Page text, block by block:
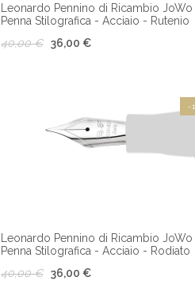
Leonardo Pennino di Ricambio
Penna Stilografica - Acciaio - Rutenio
40,00 €
36,00 €
Leonardo Pennino di Ricambio
Penna Stilografica - Acciaio - Rodiato
40,00 €
36,00 €
-